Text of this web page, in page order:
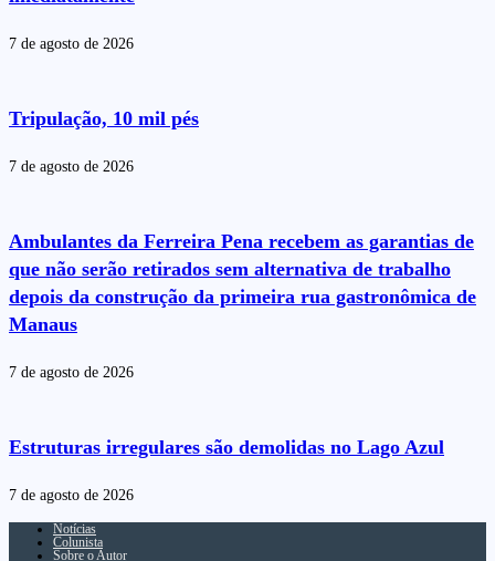
7 de agosto de 2026
Tripulação, 10 mil pés
7 de agosto de 2026
Ambulantes da Ferreira Pena recebem as garantias de
que não serão retirados sem alternativa de trabalho
depois da construção da primeira rua gastronômica de
Manaus
7 de agosto de 2026
Estruturas irregulares são demolidas no Lago Azul
7 de agosto de 2026
Notícias
Colunista
Sobre o Autor